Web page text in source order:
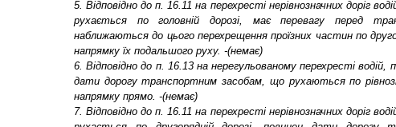
5. Відповідно до п. 16.11 на перехресті нерівнозначних доріг
рухається по головній дорозі, має перевагу перед
наближаються до цього перехрещення проїзних частин по
напрямку їх подальшого руху. -(немає)
6. Відповідно до п. 16.13 на нерегульованому перехресті водій,
дати дорогу транспортним засобам, що рухаються по
напрямку прямо. -(немає)
7. Відповідно до п. 16.11 на перехресті нерівнозначних доріг